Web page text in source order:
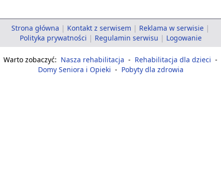
Strona główna | Kontakt z serwisem | Reklama w serwisie |
Polityka prywatności | Regulamin serwisu | Logowanie
Warto zobaczyć: Nasza rehabilitacja - Rehabilitacja dla dzieci -
Domy Seniora i Opieki - Pobyty dla zdrowia